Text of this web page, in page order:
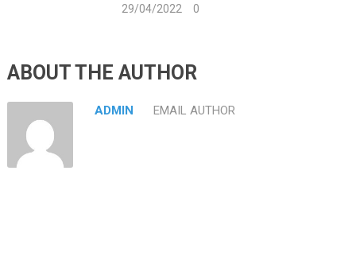
29/04/2022 0
ABOUT THE AUTHOR
ADMIN EMAIL AUTHOR